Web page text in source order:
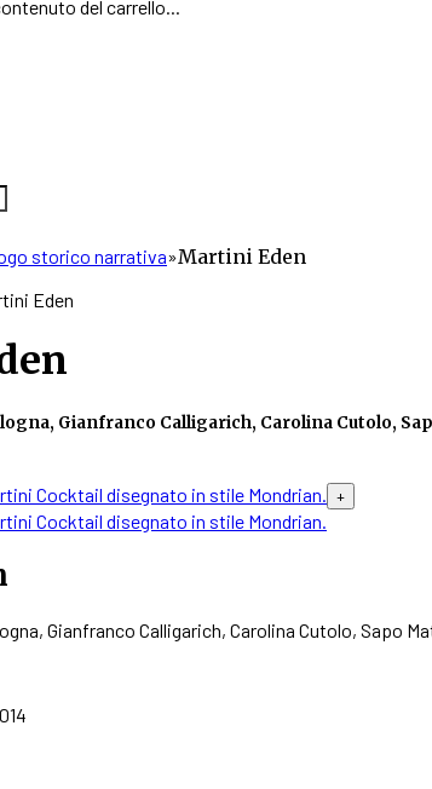
del carrello...
storico narrativa»Martini Eden
Eden
Gianfranco Calligarich, Carolina Cutolo,
+
Gianfranco Calligarich, Carolina Cutolo, Sapo